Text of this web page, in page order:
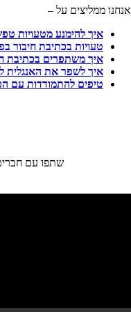
אנחנו ממליצים על –
איך להימנע מטעויות
טעויות בכתיבת חיבור
איך משתפרים בכתיבת
איך לשפר את האנגלית
טיפים להתמודדות עם
שתפו עם